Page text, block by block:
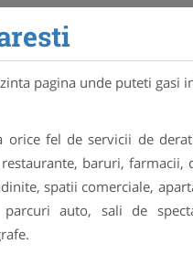
pagina unde puteti gasi
orice fel de servicii de
baruri, farmacii,
spatii comerciale,
auto, sali de